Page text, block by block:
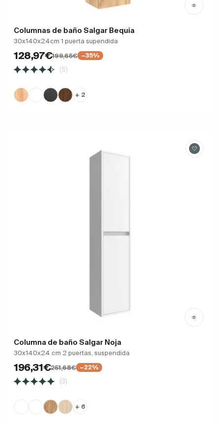
Columnas de baño Salgar Bequia
30x140x24cm 1 puerta supendida
128,97€199,65€ −35%
(5)
+ 2
Columna de baño Salgar Noja
30x140x24 cm 2 puertas, suspendida
196,31€251,68€ −22%
(3)
+ 6